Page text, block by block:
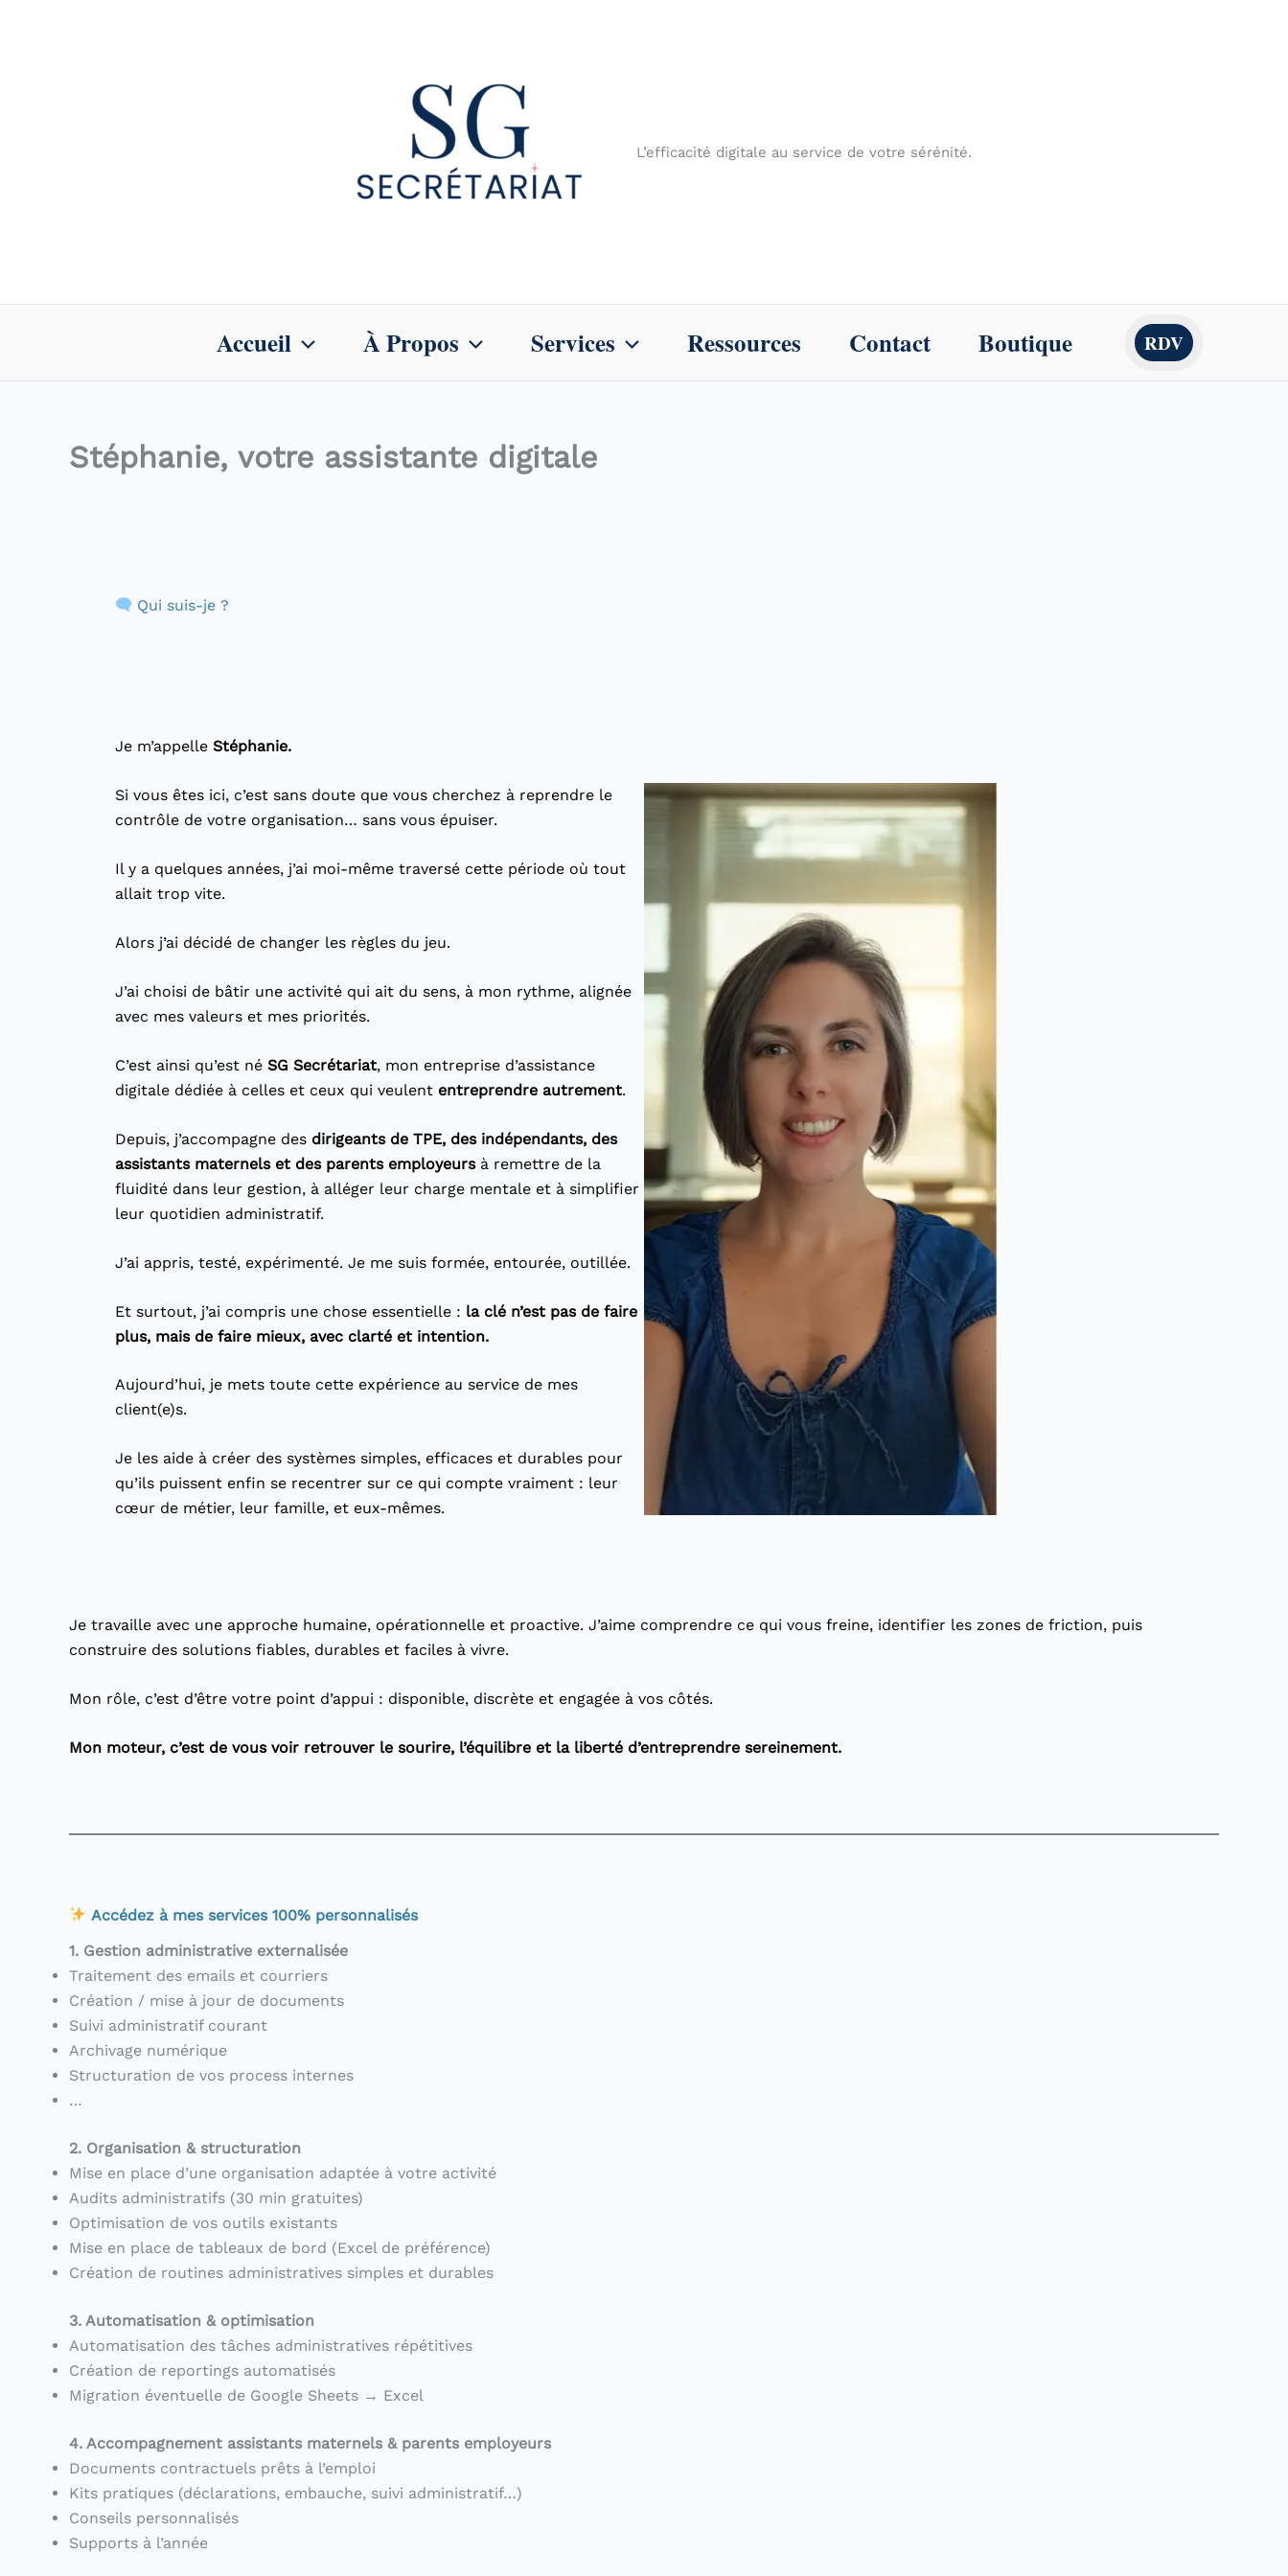
L’efficacité digitale au service de votre sérénité.
Accueil À Propos Services Ressources Contact Boutique RDV
Stéphanie, votre assistante digitale
Qui suis-je ?
Je m’appelle Stéphanie.
Si vous êtes ici, c’est sans doute que vous cherchez à reprendre le
contrôle de votre organisation… sans vous épuiser.
Il y a quelques années, j’ai moi-même traversé cette période où tout
allait trop vite.
Alors j’ai décidé de changer les règles du jeu.
J’ai choisi de bâtir une activité qui ait du sens, à mon rythme, alignée
avec mes valeurs et mes priorités.
C’est ainsi qu’est né SG Secrétariat, mon entreprise d’assistance
digitale dédiée à celles et ceux qui veulent entreprendre autrement.
Depuis, j’accompagne des dirigeants de TPE, des indépendants, des
assistants maternels et des parents employeursà remettre de la
fluidité dans leur gestion, à alléger leur charge mentale et à simplifier
leur quotidien administratif.
J’ai appris, testé, expérimenté. Je me suis formée, entourée, outillée.
Et surtout, j’ai compris une chose essentielle : la clé n’est pas de faire
plus, mais de faire mieux, avec clarté et intention.
Aujourd’hui, je mets toute cette expérience au service de mes
client(e)s.
Je les aide à créer des systèmes simples, efficaces et durables pour
qu’ils puissent enfin se recentrer sur ce qui compte vraiment : leur
cœur de métier, leur famille, et eux-mêmes.
Je travaille avec une approche humaine, opérationnelle et proactive. J’aime comprendre ce qui vous freine, identifier les zones de friction, puis
construire des solutions fiables, durables et faciles à vivre.
Mon rôle, c’est d’être votre point d’appui : disponible, discrète et engagée à vos côtés.
Mon moteur, c’est de vous voir retrouver le sourire, l’équilibre et la liberté d’entreprendre sereinement.
Accédez à mes services 100% personnalisés
1. Gestion administrative externalisée
Traitement des emails et courriers
Création / mise à jour de documents
Suivi administratif courant
Archivage numérique
Structuration de vos process internes
…
2. Organisation & structuration
Mise en place d’une organisation adaptée à votre activité
Audits administratifs (30 min gratuites)
Optimisation de vos outils existants
Mise en place de tableaux de bord (Excel de préférence)
Création de routines administratives simples et durables
3. Automatisation & optimisation
Automatisation des tâches administratives répétitives
Création de reportings automatisés
Migration éventuelle de Google Sheets → Excel
4. Accompagnement assistants maternels & parents employeurs
Documents contractuels prêts à l’emploi
Kits pratiques (déclarations, embauche, suivi administratif…)
Conseils personnalisés
Supports à l’année